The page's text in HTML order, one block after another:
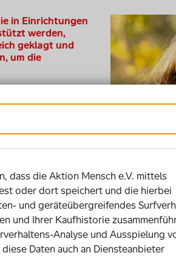
in Einrichtungen
werden,
geklagt und
um die
nicht inkludiert
immer schwierig.
man sie
zur Wehr zu
Einige
die
diejenigen mit
und
Wie beurteilen
Kann ein
Schutz
dass die Aktion Mensch e.V. mittels
oder dort speichert und die hierbei
und geräteübergreifendes
und Ihrer Kaufhistorie
Analyse und Ausspielung
Daten auch an Diensteanbieter